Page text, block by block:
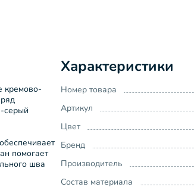
кремово-
серый
помогает
шва
Характеристики
Номер товара
Артикул
Цвет
Бренд
Производитель
Состав материала